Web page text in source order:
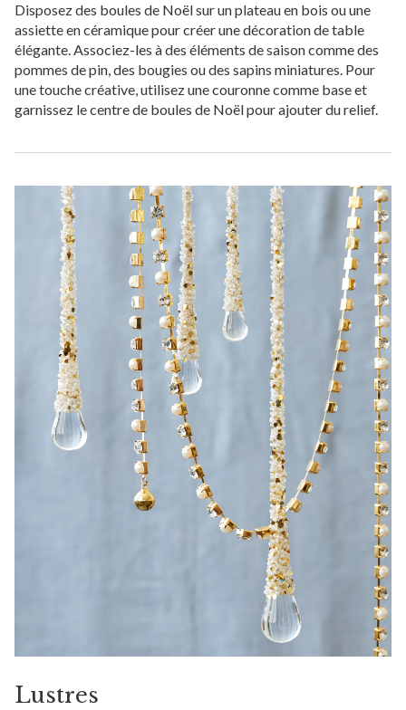
Disposez des boules de Noël sur un plateau en bois ou une
assiette en céramique pour créer une décoration de table
élégante. Associez-les à des éléments de saison comme des
pommes de pin, des bougies ou des sapins miniatures. Pour
une touche créative, utilisez une couronne comme base et
garnissez le centre de boules de Noël pour ajouter du relief.
Lustres